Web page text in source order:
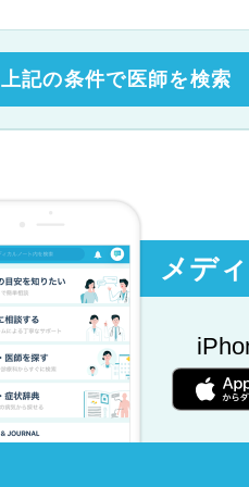
上記の条件で医師を検索
メデ